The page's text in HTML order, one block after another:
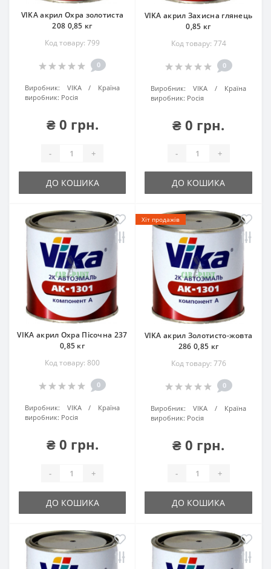
VIKA акрил Охра золотиста
208 0,85 кг
Код товару: 799
0
Виробник: VIKA
Країна
виробник: Росія
₴ 0 грн.
- +
ДО КОШИКА
VIKA акрил Захисна глянець
0,85 кг
Код товару: 774
0
Виробник: VIKA
Країна
виробник: Росія
₴ 0 грн.
- +
ДО КОШИКА
VIKA акрил Охра Пісочна 237
0,85 кг
Код товару: 800
0
Виробник: VIKA
Країна
виробник: Росія
₴ 0 грн.
- +
ДО КОШИКА
Хіт продажів
VIKA акрил Золотисто-жовта
286 0,85 кг
Код товару: 776
0
Виробник: VIKA
Країна
виробник: Росія
₴ 0 грн.
- +
ДО КОШИКА